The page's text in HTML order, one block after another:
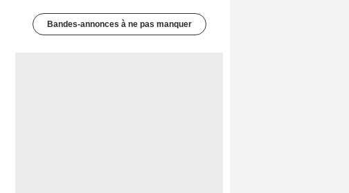
Bandes-annonces à ne pas manquer